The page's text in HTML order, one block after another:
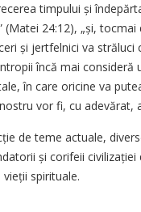
timpului și
24:12), „și,
și jertfelnici va
încă mai consideră
în care oricine va
vor fi, cu adevărat,
de teme actuale,
și corifeii civilizației
spirituale.